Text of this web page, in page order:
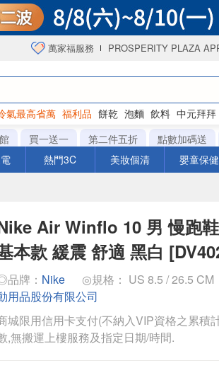
萬家福服務 PROSPERITY PLAZA
氣最高省萬 福利品 餅乾 泡麵 飲料 中元拜拜
買一送一 第二件五折 點數加碼送
熱門3C 美妝個清 嬰童保健
Air Winflo 10 男 慢跑
本款 緩震 舒適 黑白
品牌： Nike ◎規格： US 8.5 / 26.5 CM
用品股份有限公司
城限用信用卡支付(不納入VIP資格之累積
,無搬運上樓服務及指定日期/時間.